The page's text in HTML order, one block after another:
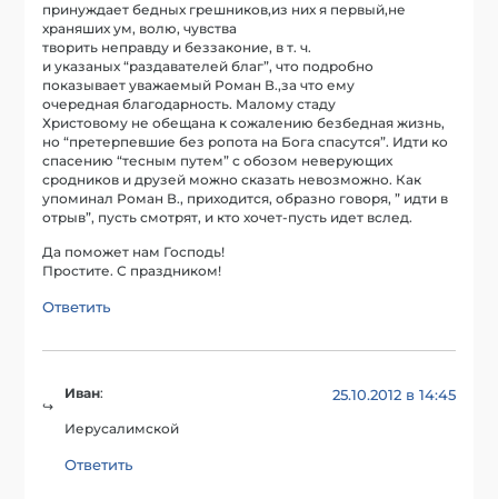
принуждает бедных грешников,из них я первый,не
храняших ум, волю, чувства
творить неправду и беззаконие, в т. ч.
и указаных “раздавателей благ”, что подробно
показывает уважаемый Роман В.,за что ему
очередная благодарность. Малому стаду
Христовому не обещана к сожалению безбедная жизнь,
но “претерпевшие без ропота на Бога спасутся”. Идти ко
спасению “тесным путем” с обозом неверующих
сродников и друзей можно сказать невозможно. Как
упоминал Роман В., приходится, образно говоря, ” идти в
отрыв”, пусть смотрят, и кто хочет-пусть идет вслед.
Да поможет нам Господь!
Простите. С праздником!
Ответить
Иван: 25.10.2012 в 14:45
Иерусалимской
Ответить